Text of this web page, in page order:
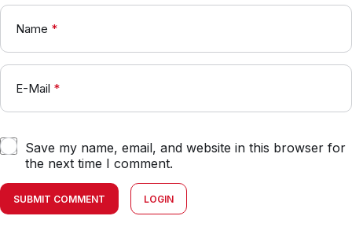
Name *
E-Mail *
Save my name, email, and website in this browser for
the next time I comment.
SUBMIT COMMENT LOGIN